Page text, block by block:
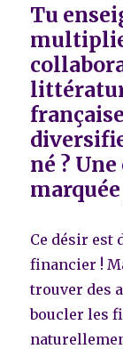
Tu
né ?
marquée
Ce désir est
financier !
trouver des
boucler les